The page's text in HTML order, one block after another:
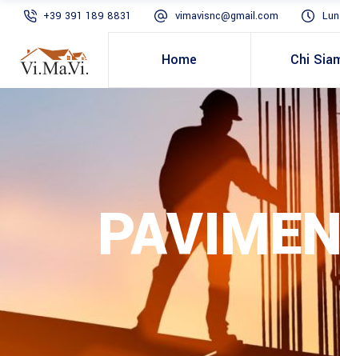
+39 391 189 8831 vimavisnc@gmail.com
Home Chi